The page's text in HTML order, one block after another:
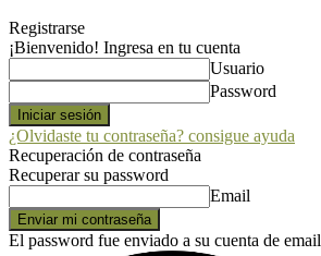
Registrarse
¡Bienvenido! Ingresa en tu cuenta
Usuario
Password
¿Olvidaste tu contraseña? consigue ayuda
Recuperación de contraseña
Recuperar su password
Email
El password fue enviado a su cuenta de email